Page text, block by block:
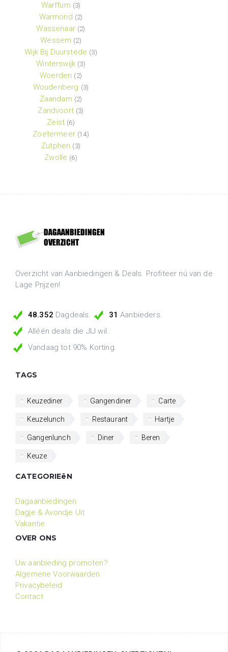
Warffum (3)
Warmond (2)
Wassenaar (2)
Wessem (2)
Wijk Bij Duurstede (3)
Winterswijk (3)
Woerden (2)
Woudenberg (3)
Zaandam (2)
Zandvoort (3)
Zeist (6)
Zoetermeer (14)
Zutphen (3)
Zwolle (6)
Overzicht van Aanbiedingen & Deals. Profiteer nú van de
Lage Prijzen!
48.352 Dagdeals. 31 Aanbieders.
Alléén deals die JIJ wil.
Vandaag tot 90% Korting.
TAGS
Keuzediner Gangendiner Carte
Keuzelunch Restaurant Hartje
Gangenlunch Diner Beren
Keuze
CATEGORIEëN
Dagaanbiedingen
Dagje & Avondje Uit
Vakantie
OVER ONS
Uw aanbieding promoten?
Algemene Voorwaarden
Privacybeleid
Contact